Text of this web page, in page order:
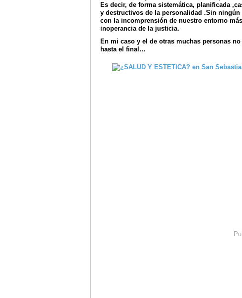
Es decir, de forma sistemática, planificada
y destructivos de la personalidad .Sin
con la incomprensión de nuestro entorno
inoperancia de la justicia.
En mi caso y el de otras muchas personas
hasta el final…